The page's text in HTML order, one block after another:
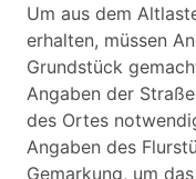
Um aus dem
erhalten, müssen
Grundstück
Angaben der
des Ortes
Angaben des
Gemarkung, um